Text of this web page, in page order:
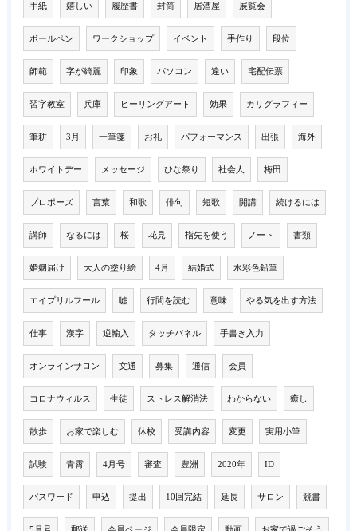
手紙 嬉しい 履歴書 封筒 居酒屋 展覧会
ボールペン ワークショップ イベント 手作り 段位
師範 字が綺麗 印象 パソコン 違い 宅配伝票
習字教室 兵庫 ヒーリングアート 効果 カリグラフィー
筆耕 3月 一筆箋 お礼 パフォーマンス 出張 海外
ホワイトデー メッセージ ひな祭り 社会人 梅田
プロポーズ 言葉 和歌 俳句 短歌 開講 続けるには
講師 なるには 桜 花見 指先を使う ノート 書類
婚姻届け 大人の塗り絵 4月 結婚式 水彩色鉛筆
エイプリルフール 嘘 行間を読む 意味 やる気を出す方法
仕事 漢字 逆輸入 タッチパネル 手書き入力
オンラインサロン 文通 募集 通信 会員
コロナウィルス 生徒 ストレス解消法 わからない 癒し
散歩 お家で楽しむ 休校 受講内容 変更 実用小筆
試験 青霄 4月号 審査 豊洲 2020年 ID
パスワード 申込 提出 10回完結 延長 サロン 競書